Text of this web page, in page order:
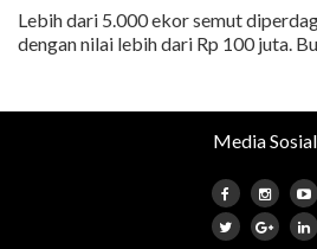
Lebih dari 5.000 ekor semut
dengan nilai lebih dari Rp 100 juta.
Media Sosial